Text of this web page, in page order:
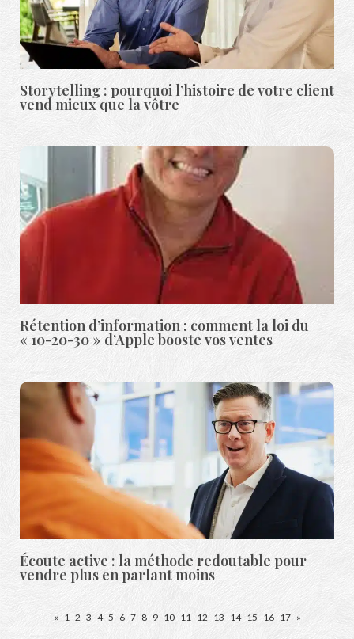
Storytelling : pourquoi l’histoire de votre client
vend mieux que la vôtre
Rétention d’information : comment la loi du
« 10-20-30 » d’Apple booste vos ventes
Écoute active : la méthode redoutable pour
vendre plus en parlant moins
« 1 2 3 4 5 6 7 8 9 10 11 12 13 14 15 16 17 »